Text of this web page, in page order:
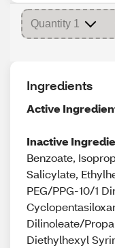
Ingredients
Active
Inactive
Benzoate,
Salicylate,
PEG/PPG-10/1
Dilinoleate/
Diethylhexyl